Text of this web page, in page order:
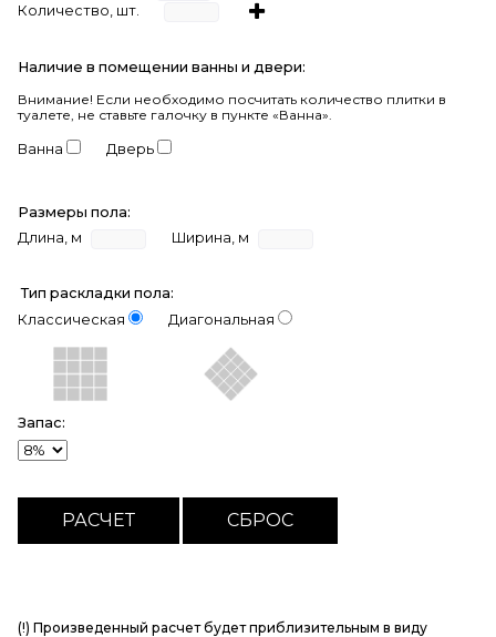
Количество, шт.
Наличие в помещении ванны и двери:
Внимание! Если необходимо посчитать количество плитки в
туалете, не ставьте галочку в пункте «Ванна».
Ванна Дверь
Размеры пола:
Длина, м
Ширина, м
Тип раскладки пола:
Классическая
Диагональная
Запас:
(!) Произведенный расчет будет приблизительным в виду